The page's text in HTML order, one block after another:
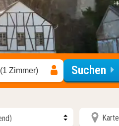
Zimmer) Suchen
Karte